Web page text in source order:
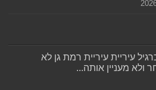
עיריית עיריית רמת גן לא
ולא מעניין אותה...